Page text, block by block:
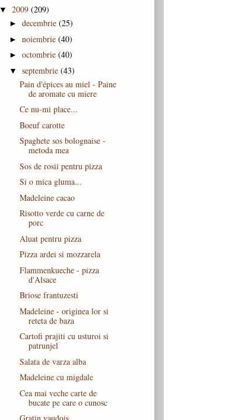
▼ 2009 (209)
► decembrie (25)
► noiembrie (40)
► octombrie (40)
▼ septembrie (43)
Pain d'épices au miel - Paine
de aromate cu miere
Ce nu-mi place...
Boeuf carotte
Spaghete sos bolognaise -
metoda mea
Sos de rosii pentru pizza
Si o mica gluma...
Madeleine cacao
Risotto verde cu carne de
porc
Aluat pentru pizza
Pizza ardei si mozzarela
Flammenkueche - pizza
d'Alsace
Briose frantuzesti
Madeleine - originea lor si
reteta de baza
Cartofi prajiti cu usturoi si
patrunjel
Salata de varza alba
Madeleine cu migdale
Cea mai veche carte de
bucate pe care o cunosc